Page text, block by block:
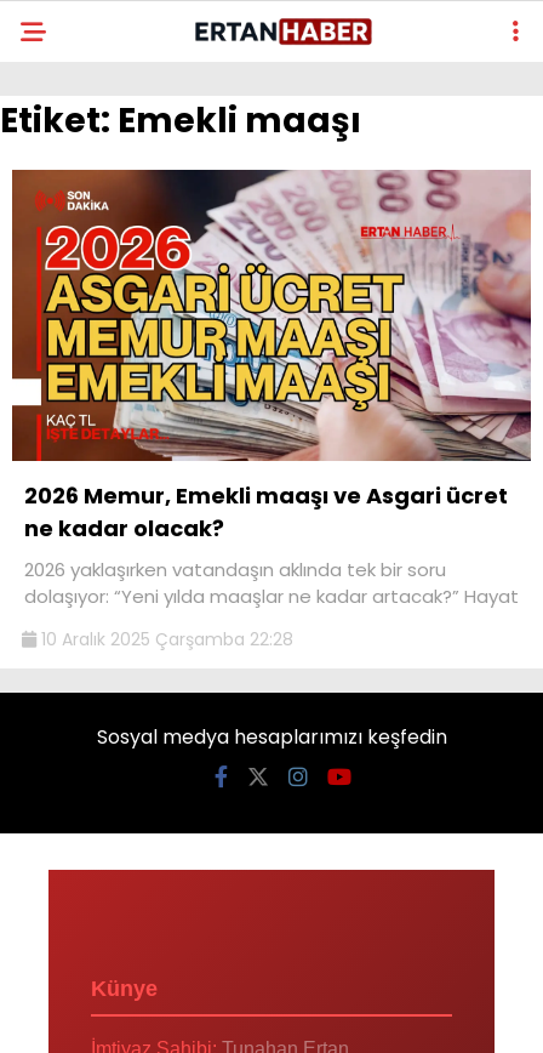
Etiket: Emekli maaşı
2026 Memur, Emekli maaşı ve Asgari ücret
ne kadar olacak?
2026 yaklaşırken vatandaşın aklında tek bir soru
dolaşıyor: “Yeni yılda maaşlar ne kadar artacak?” Hayat
10 Aralık 2025 Çarşamba 22:28
Sosyal medya hesaplarımızı keşfedin
Künye
İmtiyaz Sahibi: Tunahan Ertan